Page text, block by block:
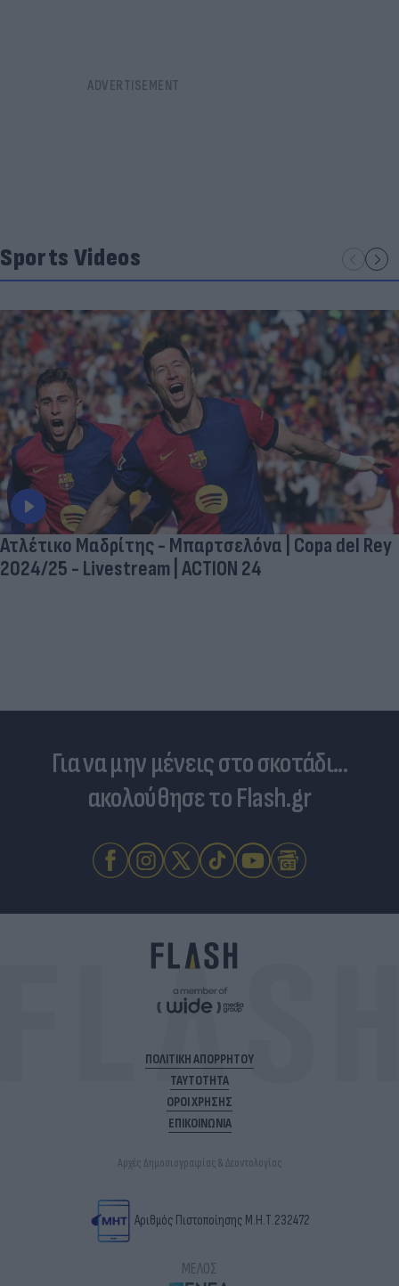
Sports Videos
Ατλέτικο Μαδρίτης - Μπαρτσελόνα | Copa del Rey
2024/25 - Livestream | ACTION 24
Για να μην μένεις στο σκοτάδι...
ακολούθησε το Flash.gr
ΠΟΛΙΤΙΚΗ ΑΠΟΡΡΗΤΟΥ
ΤΑΥΤΟΤΗΤΑ
ΟΡΟΙ ΧΡΗΣΗΣ
ΕΠΙΚΟΙΝΩΝΙΑ
Αρχές Δημοσιογραφίας & Δεοντολογίας
Αριθμός Πιστοποίησης Μ.Η.Τ.232472
ΜΕΛΟΣ